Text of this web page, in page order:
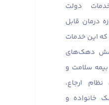
دولت
درمان قابل
این خدمات
دهک‌های
سلامت و
ارجاع،
خانواده و